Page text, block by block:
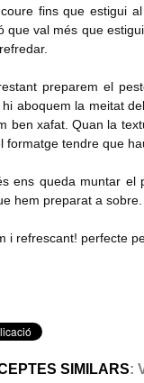
fins que estigui
que val més que
preparem el
aboquem la meitat
ben xafat. Quan la
formatge tendre que
ens queda muntar el
hem preparat a sobre.
i refrescant! perfecte
SIMILARS: